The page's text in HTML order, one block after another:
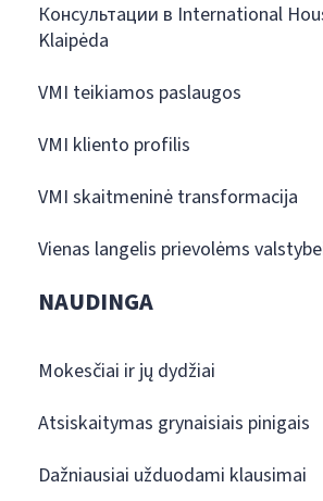
Консультации в International
Klaipėda
VMI teikiamos paslaugos
VMI kliento profilis
VMI skaitmeninė transformacija
Vienas langelis prievolėms
NAUDINGA
Mokesčiai ir jų dydžiai
Atsiskaitymas grynaisiais pinigais
Dažniausiai užduodami klausimai